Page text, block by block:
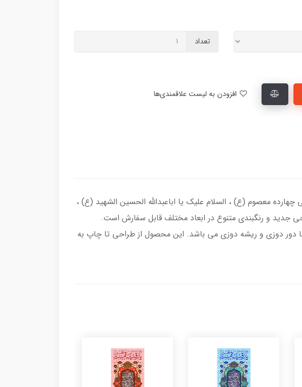
تعداد
معصوم (ع) ، السلام علیک یا اباعبدالله الحسین الشهید (ع) ،
جدید و رنگبندی متنوع در ابعاد مختلف قابل سفارش است.
دور دوزی و ریشه دوزی می باشد. این محصول از طراحی تا چاپ به